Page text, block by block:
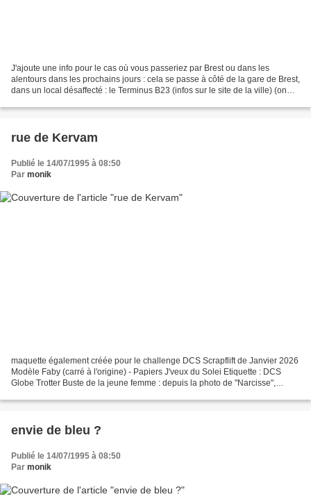
J'ajoute une info pour le cas où vous passeriez par Brest ou dans les
alentours dans les prochains jours : cela se passe à côté de la gare de Brest,
dans un local désaffecté : le Terminus B23 (infos sur le site de la ville) (on
rue de Kervam
Publié le 14/07/1995 à 08:50
Par monik
maquette également créée pour le challenge DCS Scrapflift de Janvier 2026
Modèle Faby (carré à l'origine) - Papiers J'veux du Solei Etiquette : DCS
Globe Trotter Buste de la jeune femme : depuis la photo de "Narcisse",
envie de bleu ?
Publié le 14/07/1995 à 08:50
Par monik